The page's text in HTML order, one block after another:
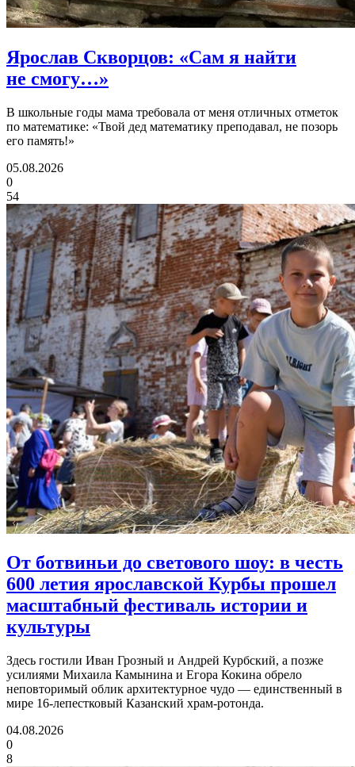
Ярослав Скворцов: «Сам я найти
не смогу…»
В школьные годы мама требовала от меня отличных отметок
по математике: «Твой дед математику преподавал, не позорь
его память!»
05.08.2026
0
54
От ботвиньи до светового шоу: в честь
600 летия ярославской Курбы прошел
масштабный фестиваль истории и
культуры
Здесь гостили Иван Грозный и Андрей Курбский, а позже
усилиями Михаила Камынина и Егора Кокина обрело
неповторимый облик архитектурное чудо — единственный в
мире 16‑лепестковый Казанский храм‑ротонда.
04.08.2026
0
8